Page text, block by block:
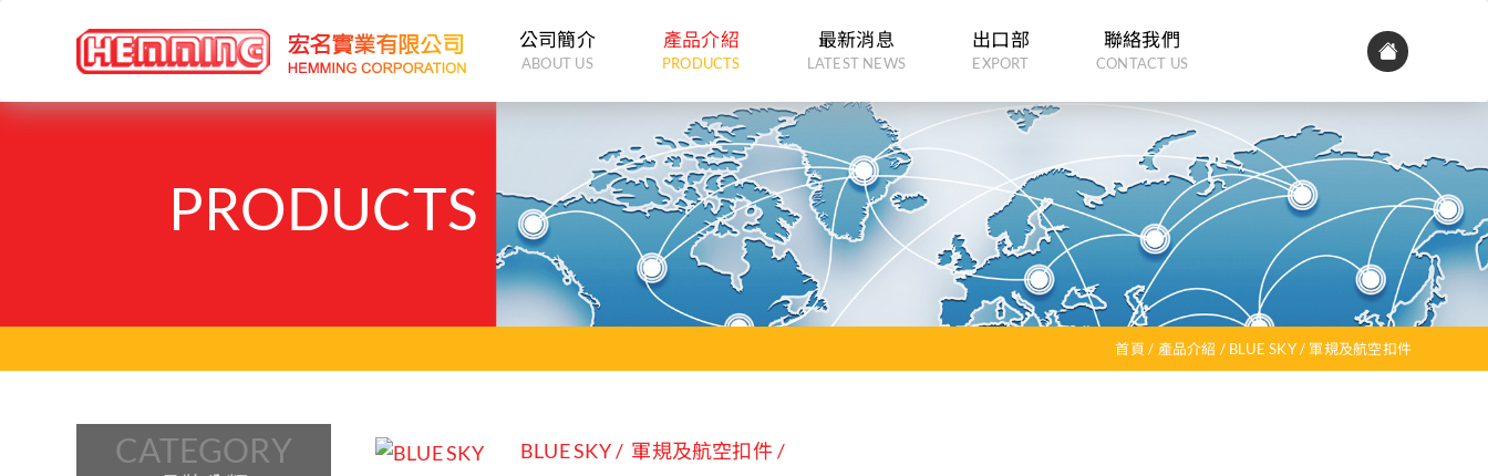
公司簡介
ABOUT US
產品介紹
PRODUCTS
最新消息
LATEST NEWS
出口部
EXPORT
聯絡我們
CONTACT US
PRODUCTS
首頁 產品介紹 BLUE SKY 軍規及航空扣件
CATEGORY BLUE SKY 軍規及航空扣件